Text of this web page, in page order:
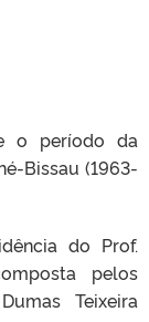
o período da
Bissau (1963-
do Prof.
pelos
Teixeira